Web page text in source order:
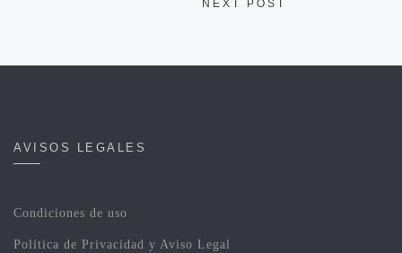
NEXT POST
AVISOS LEGALES
Condiciones de uso
Política de Privacidad y Aviso Legal